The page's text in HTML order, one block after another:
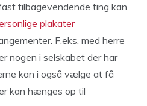
tilbagevendende ting kan
plakater
F.eks. med herre
nogen i selskabet der har
kan i også vælge at få
kan hænges op til